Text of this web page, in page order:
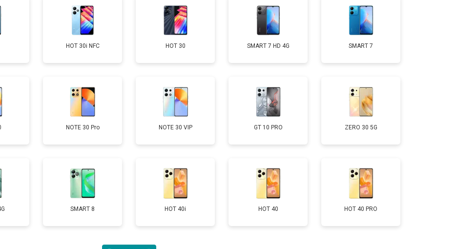
от 60 мин от 1400 ₽
от 50 мин от 1750 ₽ Заказать
от 90 мин от 3200 ₽ Заказать
HOT 30i NFC HOT 30 SMART 7 HD 4G SMART 7
NOTE 30 Pro NOTE 30 VIP GT 10 PRO ZERO 30 5G
SMART 8 HOT 40i HOT 40 HOT 40 PRO